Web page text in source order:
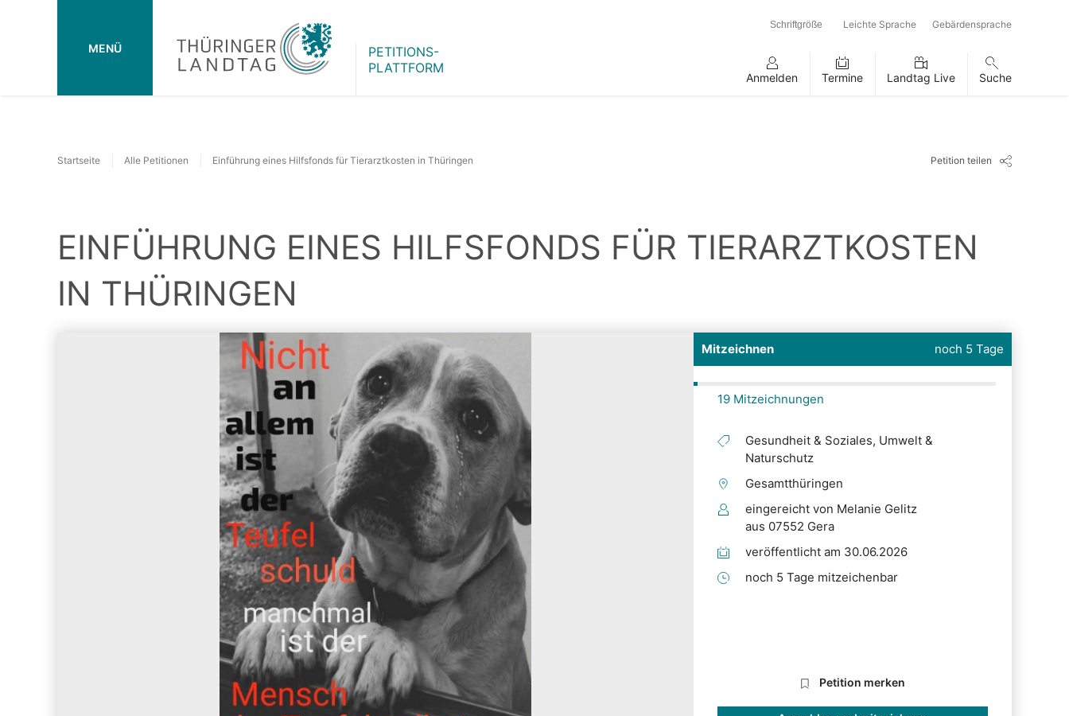
MENÜ
PETITIONS-
PLATTFORM
Schriftgröße Leichte Sprache Gebärdensprache
Anmelden Termine Landtag Live Suche
Startseite Alle Petitionen Einführung eines Hilfsfonds für Tierarztkosten in Thüringen Petition teilen
EINFÜHRUNG EINES HILFSFONDS FÜR TIERARZTKOSTEN
IN THÜRINGEN
Mitzeichnen noch 5 Tage
19 Mitzeichnungen
Gesundheit & Soziales, Umwelt &
Naturschutz
Gesamtthüringen
eingereicht von Melanie Gelitz
aus 07552 Gera
veröffentlicht am 30.06.2026
noch 5 Tage mitzeichenbar
Petition merken